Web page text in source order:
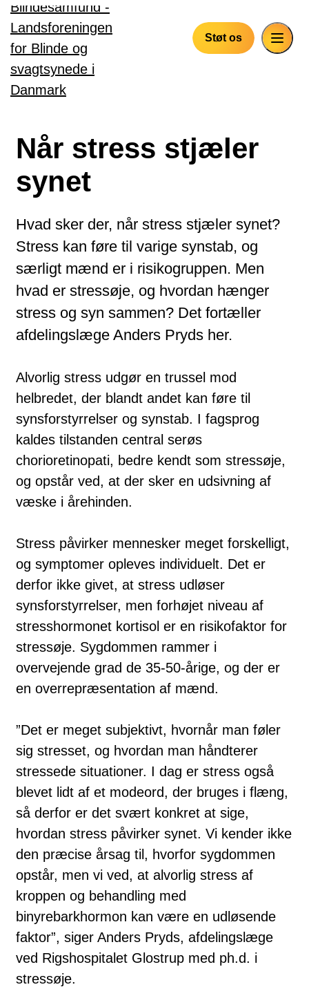
Gå til hovedindhold
Støt os
Når stress stjæler
synet
Hvad sker der, når stress stjæler synet?
Stress kan føre til varige synstab, og
særligt mænd er i risikogruppen. Men
hvad er stressøje, og hvordan hænger
stress og syn sammen? Det fortæller
afdelingslæge Anders Pryds her.
Alvorlig stress udgør en trussel mod
helbredet, der blandt andet kan føre til
synsforstyrrelser og synstab. I fagsprog
kaldes tilstanden central serøs
chorioretinopati, bedre kendt som stressøje,
og opstår ved, at der sker en udsivning af
væske i årehinden.
Stress påvirker mennesker meget forskelligt,
og symptomer opleves individuelt. Det er
derfor ikke givet, at stress udløser
synsforstyrrelser, men forhøjet niveau af
stresshormonet kortisol er en risikofaktor for
stressøje. Sygdommen rammer i
overvejende grad de 35-50-årige, og der er
en overrepræsentation af mænd.
”Det er meget subjektivt, hvornår man føler
sig stresset, og hvordan man håndterer
stressede situationer. I dag er stress også
blevet lidt af et modeord, der bruges i flæng,
så derfor er det svært konkret at sige,
hvordan stress påvirker synet. Vi kender ikke
den præcise årsag til, hvorfor sygdommen
opstår, men vi ved, at alvorlig stress af
kroppen og behandling med
binyrebarkhormon kan være en udløsende
faktor”, siger Anders Pryds, afdelingslæge
ved Rigshospitalet Glostrup med ph.d. i
stressøje.